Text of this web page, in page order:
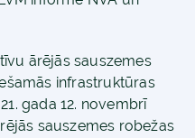
ārējās sauszemes
infrastruktūras
gada 12. novembrī
sauszemes robežas